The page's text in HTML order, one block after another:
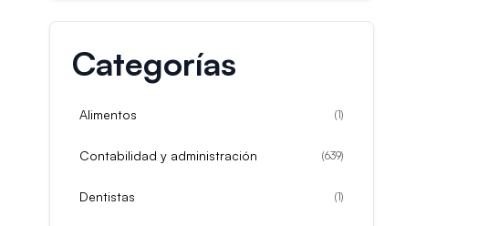
Categorías
Alimentos (1)
Contabilidad y administración (639)
Dentistas (1)